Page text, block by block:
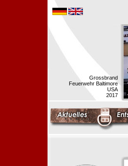
Grossbrand
Feuerwehr Baltimore
USA
2017